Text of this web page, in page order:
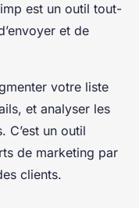
est un outil tout-
et de
votre liste
et analyser les
C’est un outil
de marketing par
clients.